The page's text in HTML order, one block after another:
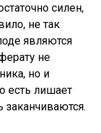
силен,
не так
являются
не
но и
есть лишает
заканчиваются.